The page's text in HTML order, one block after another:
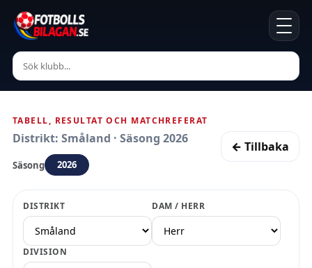
TABELL, RESULTAT OCH MATCHREFERAT
Distrikt: Småland · Säsong 2026
Säsong 2026
← Tillbaka
DISTRIKT DAM / HERR
DIVISION